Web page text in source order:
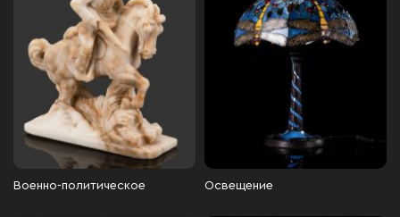
Военно-политическое Освещение